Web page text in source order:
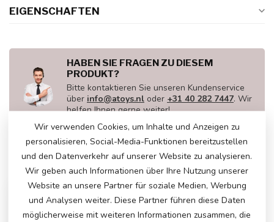
EIGENSCHAFTEN
HABEN SIE FRAGEN ZU DIESEM
PRODUKT?
Bitte kontaktieren Sie unseren Kundenservice
über info@atoys.nl oder +31 40 282 7447. Wir
helfen Ihnen gerne weiter!
ZULETZT ANGESEHEN
Wir verwenden Cookies, um Inhalte und Anzeigen zu
personalisieren, Social-Media-Funktionen bereitzustellen
und den Datenverkehr auf unserer Website zu analysieren.
Wir geben auch Informationen über Ihre Nutzung unserer
Website an unsere Partner für soziale Medien, Werbung
und Analysen weiter. Diese Partner führen diese Daten
möglicherweise mit weiteren Informationen zusammen, die